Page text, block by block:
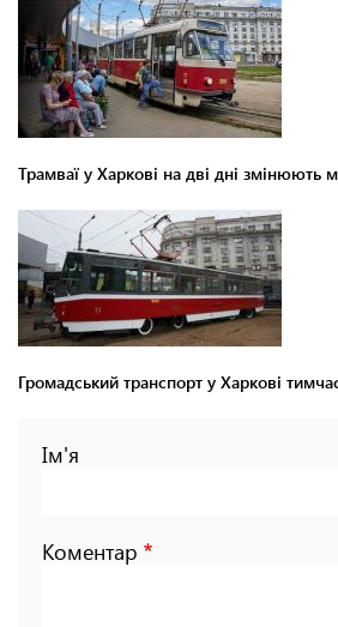
Трамваї у Харкові на дві дні змінюють
Громадський транспорт у Харкові
Ім'я
Коментар